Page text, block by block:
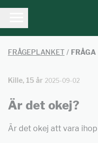
FRÅGEPLANKET / FRÅGA
Kille, 15 år 2025-09-02
Är det okej?
Är det okej att vara